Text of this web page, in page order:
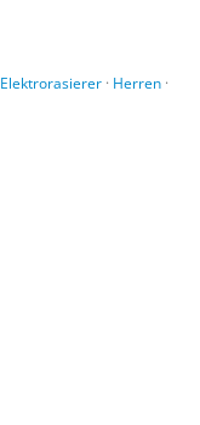
Elektrorasierer · Herren ·